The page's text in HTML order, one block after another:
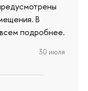
В
подробнее.
30 июля